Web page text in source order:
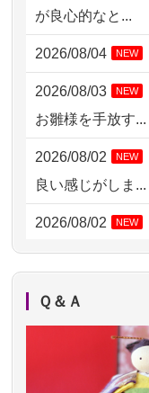
2026/08/03 21:17
2026/08/02 18:47
2026/08/02 11:15
2026/08/02 10:39
2026/08/02 09:15
2026/08/02 06:46
2026/08/01 19:28
が良心的なと...
2026/08/04 NEW
2026/08/03 NEW
お雛様を手放す...
2026/08/02 NEW
良い感じがしま...
2026/08/02 NEW
えるのですが、...
NEW
様子から、大切...
Ｑ＆Ａ